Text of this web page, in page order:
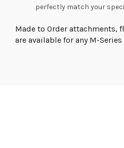
perfectly match your
Made to Order attachments,
are available for any M-